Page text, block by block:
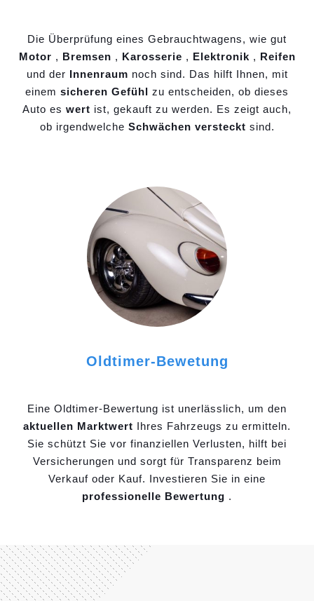
Die Überprüfung eines Gebrauchtwagens, wie gut
Motor , Bremsen , Karosserie , Elektronik , Reifen
und der Innenraum noch sind. Das hilft Ihnen, mit
einem sicheren Gefühl zu entscheiden, ob dieses
Auto es wert ist, gekauft zu werden. Es zeigt auch,
ob irgendwelche Schwächen versteckt sind.
Oldtimer-Bewetung
Eine Oldtimer-Bewertung ist unerlässlich, um den
aktuellen Marktwert Ihres Fahrzeugs zu ermitteln.
Sie schützt Sie vor finanziellen Verlusten, hilft bei
Versicherungen und sorgt für Transparenz beim
Verkauf oder Kauf. Investieren Sie in eine
professionelle Bewertung .